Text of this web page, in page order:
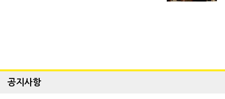
공지사항